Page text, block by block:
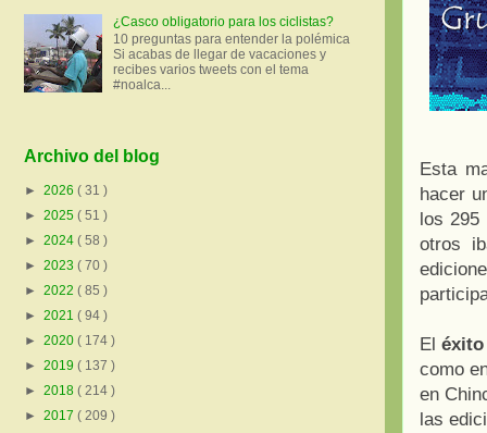
Esta
hacer
los
otros
El
como
en
las
¿Casco obligatorio para los ciclistas?
10 preguntas para entender la polémica
Si acabas de llegar de vacaciones y
recibes varios tweets con el tema
#noalca...
Archivo del blog
► 2026 ( 31 )
► 2025 ( 51 )
► 2024 ( 58 )
► 2023 ( 70 )
► 2022 ( 85 )
► 2021 ( 94 )
► 2020 ( 174 )
► 2019 ( 137 )
► 2018 ( 214 )
► 2017 ( 209 )